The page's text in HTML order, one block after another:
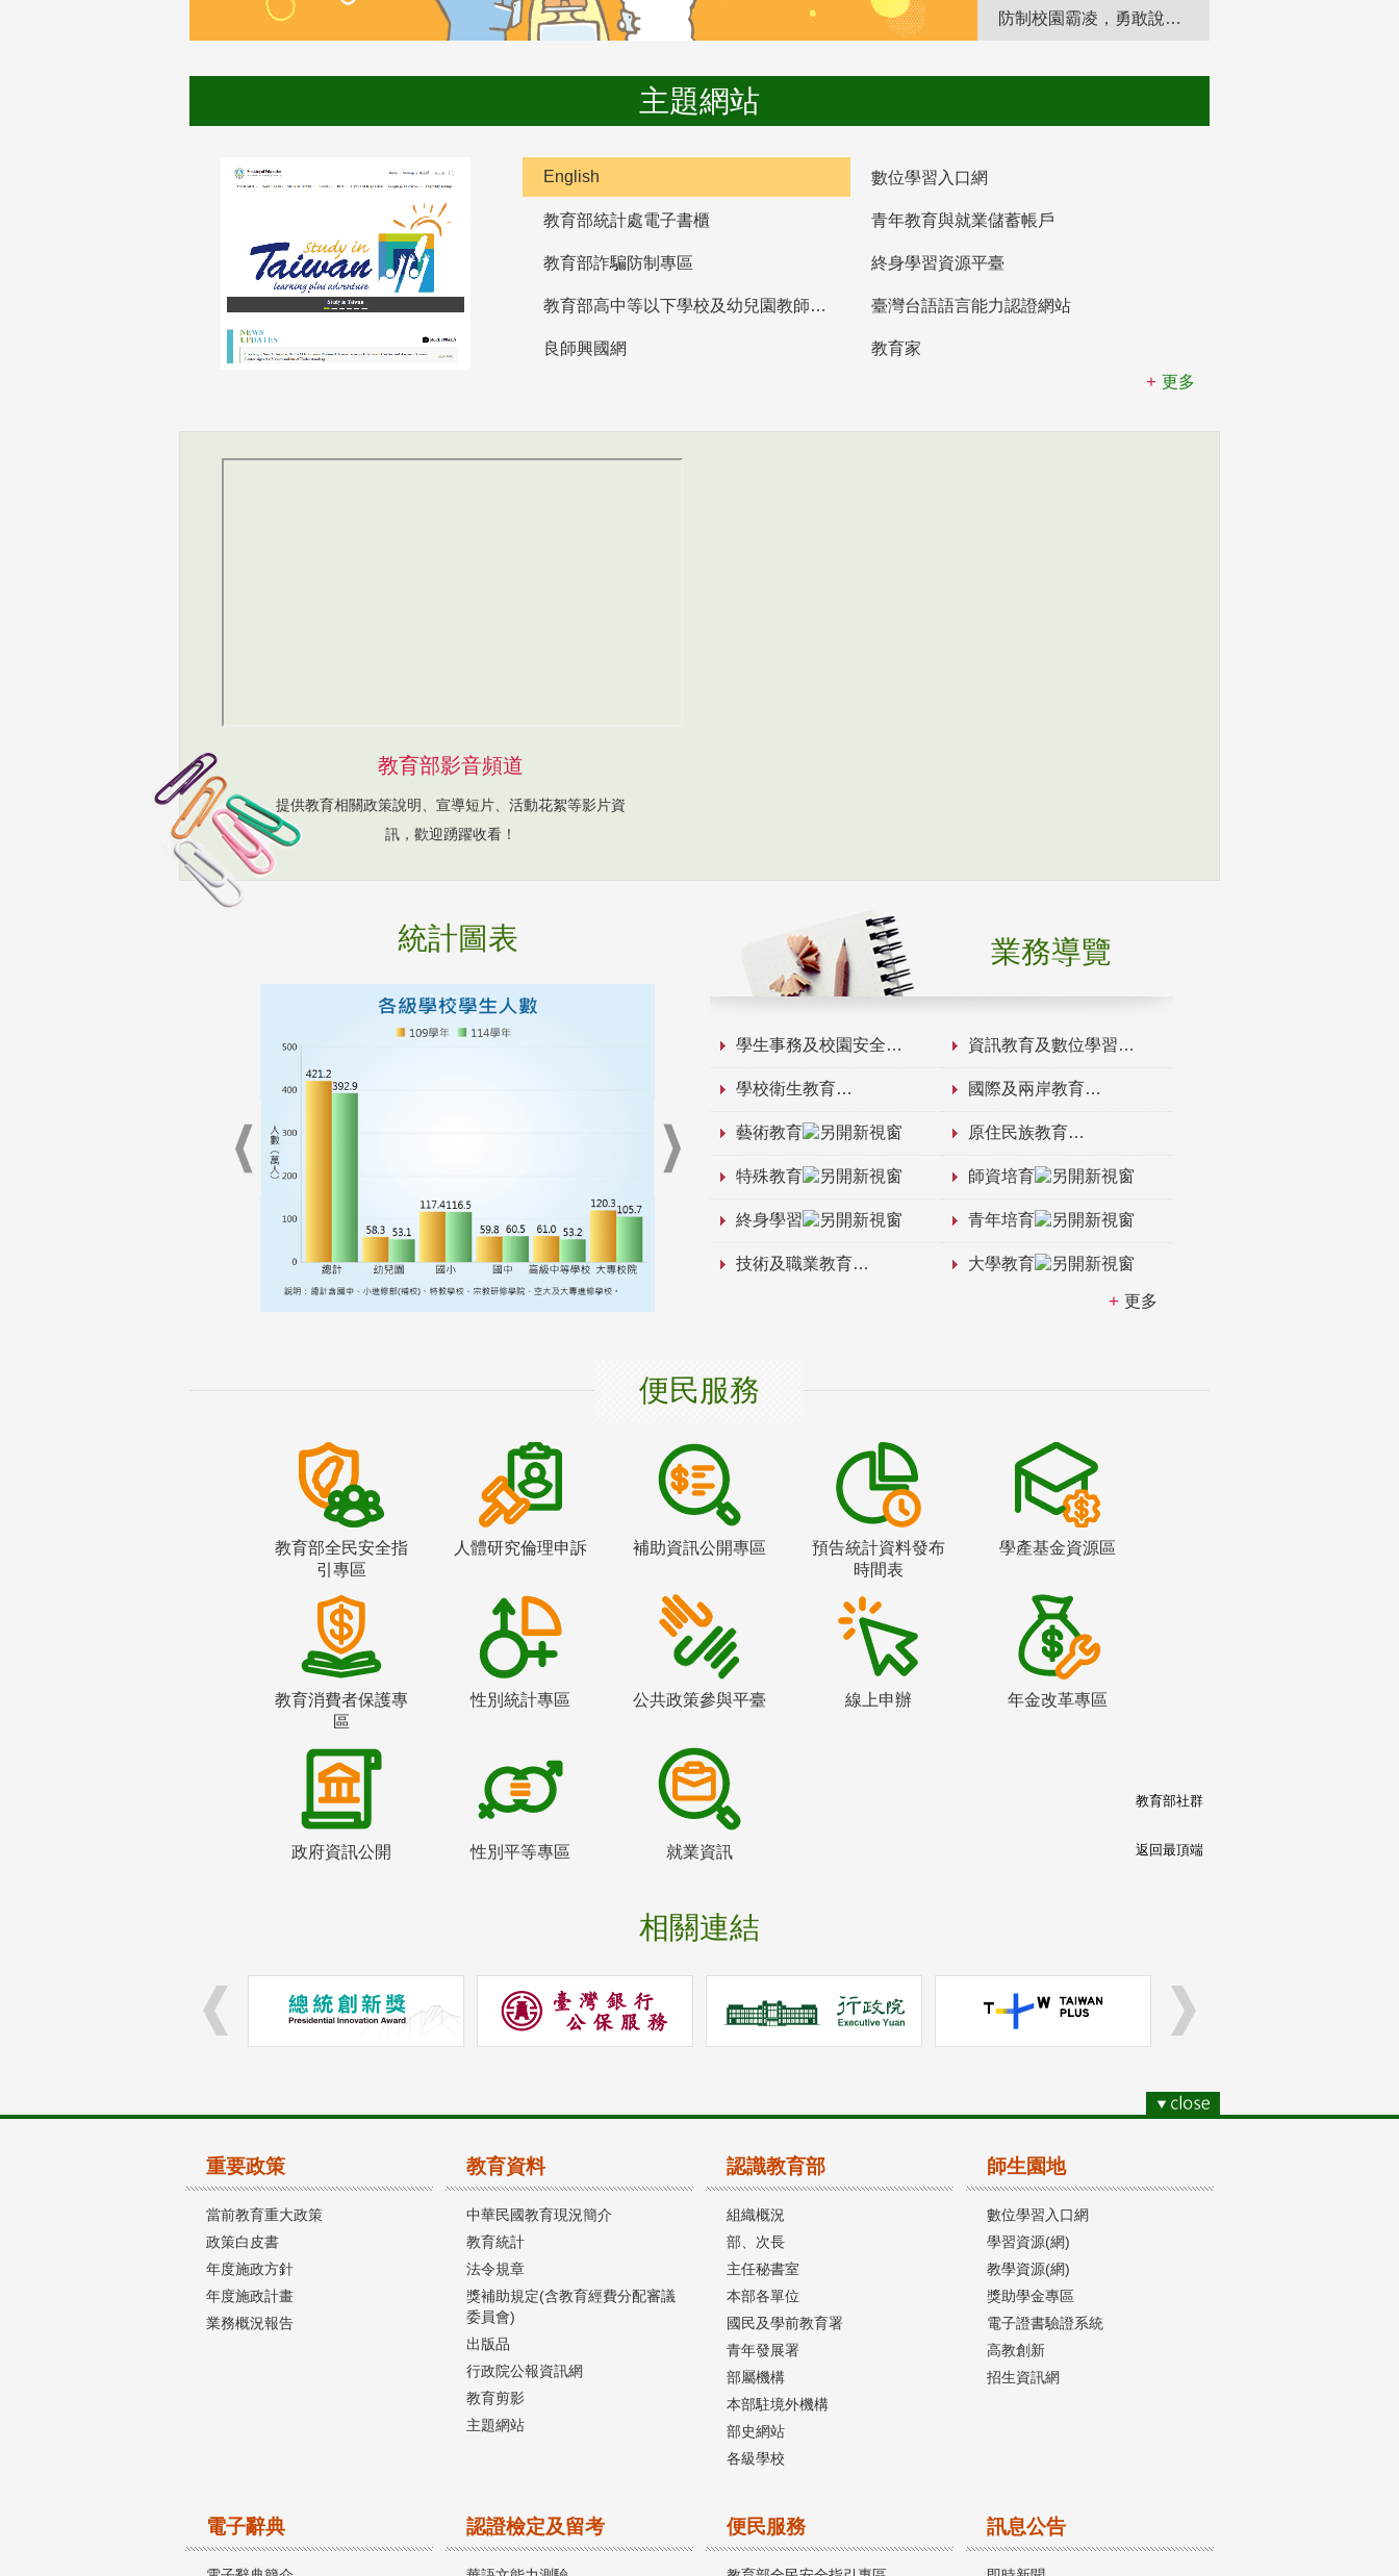
防制校園霸凌，勇敢說出來！
主題網站
English 數位學習入口網
教育部統計處電子書櫃 青年教育與就業儲蓄帳戶
教育部詐騙防制專區 終身學習資源平臺
教育部高中等以下學校及幼兒園教師資格檢定考試 臺灣台語語言能力認證網站
良師興國網
教育家
更多
教育部影音頻道
提供教育相關政策說明、宣導短片、活動花絮等影片資
訊，歡迎踴躍收看！
統計圖表 業務導覽
學生事務及校園安全 資訊教育及數位學習
學校衛生教育 國際及兩岸教育
藝術教育 原住民族教育
特殊教育 師資培育
終身學習 青年培育
技術及職業教育 大學教育
更多
便民服務
教育部全民安全指
引專區
人體研究倫理申訴 補助資訊公開專區
預告統計資料發布
時間表
學產基金資源區
教育消費者保護專
區
性別統計專區 公共政策參與平臺 線上申辦 年金改革專區
政府資訊公開 性別平等專區 就業資訊
相關連結
教育部社群
返回最頂端
重要政策
當前教育重大政策
政策白皮書
年度施政方針
年度施政計畫
業務概況報告
教育資料
中華民國教育現況簡介
教育統計
法令規章
獎補助規定(含教育經費分配審議
委員會)
出版品
行政院公報資訊網
教育剪影
主題網站
認識教育部
組織概況
部、次長
主任秘書室
本部各單位
國民及學前教育署
青年發展署
部屬機構
本部駐境外機構
部史網站
各級學校
師生園地
數位學習入口網
學習資源(網)
教學資源(網)
獎助學金專區
電子證書驗證系統
高教創新
招生資訊網
電子辭典 認證檢定及留考 便民服務 訊息公告